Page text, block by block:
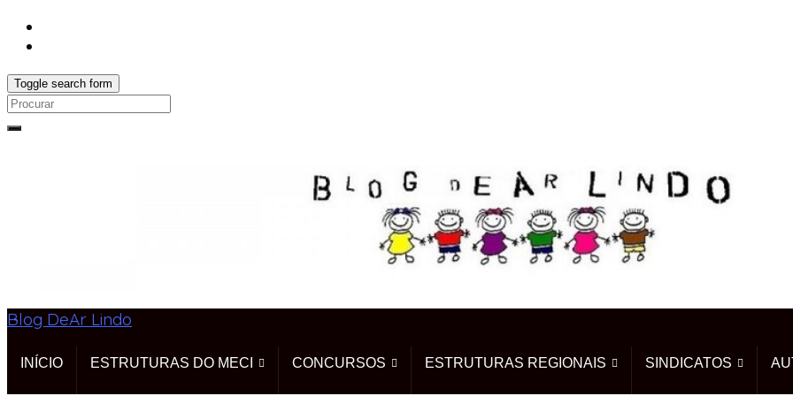
Toggle search form
Search
Blog DeAr Lindo
INÍCIO ESTRUTURAS DO MECI CONCURSOS ESTRUTURAS REGIONAIS SINDICATOS